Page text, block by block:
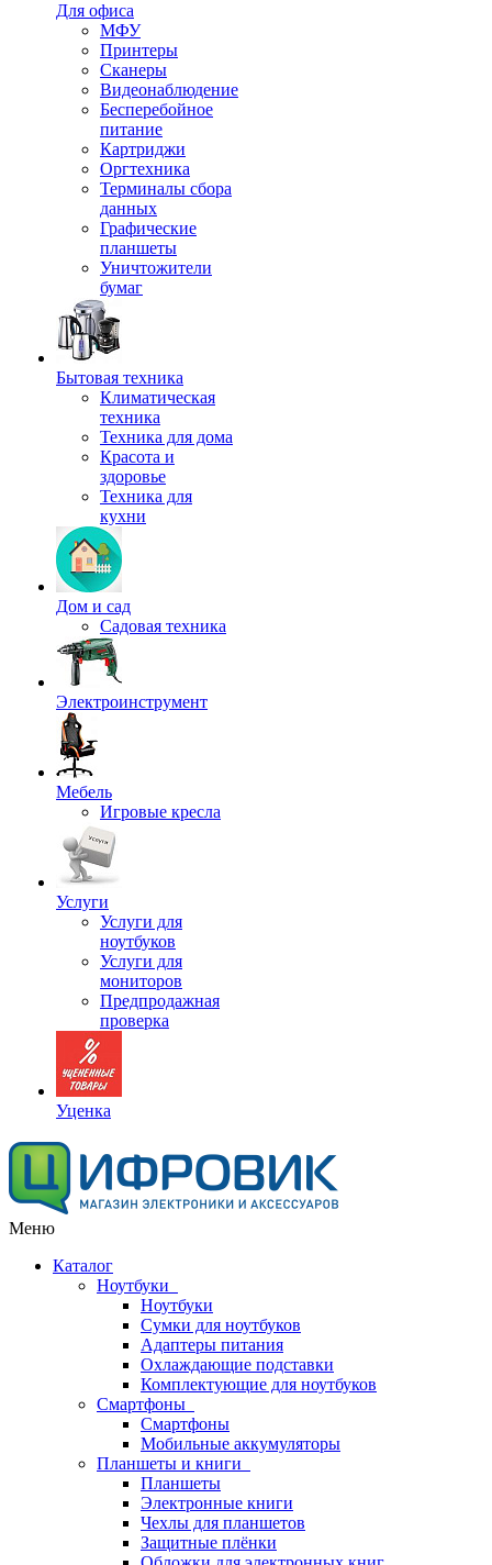
Для офиса
МФУ
Принтеры
Сканеры
Видеонаблюдение
Бесперебойное
питание
Картриджи
Оргтехника
Терминалы сбора
данных
Графические
планшеты
Уничтожители
бумаг
Бытовая техника
Климатическая
техника
Техника для дома
Красота и
здоровье
Техника для
кухни
Дом и сад
Садовая техника
Электроинструмент
Мебель
Игровые кресла
Услуги
Услуги для
ноутбуков
Услуги для
мониторов
Предпродажная
проверка
Уценка
Меню
Каталог
Ноутбуки
Ноутбуки
Сумки для ноутбуков
Адаптеры питания
Охлаждающие подставки
Комплектующие для ноутбуков
Смартфоны
Смартфоны
Мобильные аккумуляторы
Планшеты и книги
Планшеты
Электронные книги
Чехлы для планшетов
Защитные плёнки